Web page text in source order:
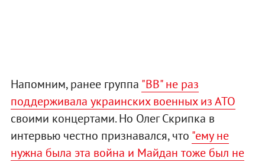
Напомним, ранее группа "ВВ" не раз
поддерживала украинских военных из АТО
своими концертами. Но Олег Скрипка в
интервью честно признавался, что "ему не
нужна была эта война и Майдан тоже был не